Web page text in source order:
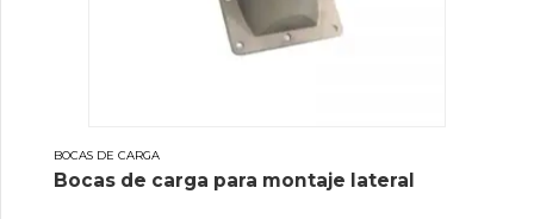
BOCAS DE CARGA
Bocas de carga para montaje lateral